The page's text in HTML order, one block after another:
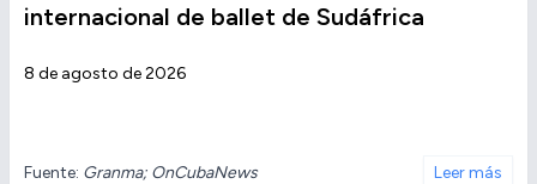
internacional de ballet de Sudáfrica
8 de agosto de 2026
Fuente: Granma; OnCubaNews Leer más